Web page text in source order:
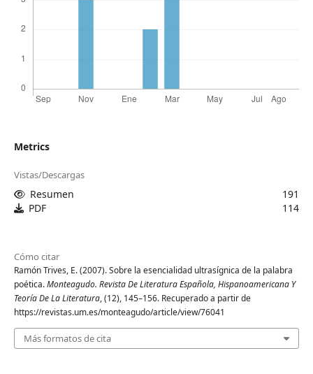
Metrics
Vistas/Descargas
Resumen
191
PDF
114
Cómo citar
Ramón Trives, E. (2007). Sobre la esencialidad ultrasígnica de la palabra
poética.Monteagudo. Revista De Literatura Española, Hispanoamericana Y
Teoría De La Literatura, (12), 145–156. Recuperado a partir de
https://revistas.um.es/monteagudo/article/view/76041
Más formatos de cita